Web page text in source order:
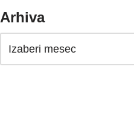
Arhiva